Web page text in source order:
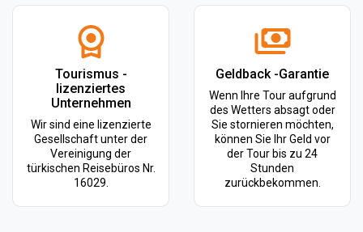
Tourismus -
lizenziertes
Unternehmen
Wir sind eine lizenzierte
Gesellschaft unter der
Vereinigung der
türkischen Reisebüros Nr.
16029.
Geldback -Garantie
Wenn Ihre Tour aufgrund
des Wetters absagt oder
Sie stornieren möchten,
können Sie Ihr Geld vor
der Tour bis zu 24
Stunden
zurückbekommen.